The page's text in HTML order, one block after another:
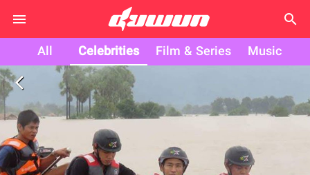
search
All Celebrities Film & Series Music
arrow_back_ios